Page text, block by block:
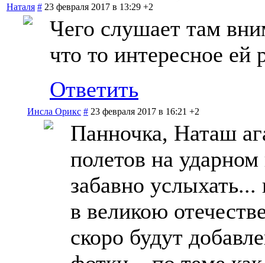
Наталя # 23 февраля 2017 в 13:29 +2
Чего слушает там
что то интересное ей
Ответить
Инсла Орикс # 23 февраля 2017 в 16:21 +2
Панночка, Наташ
полетов на
забавно
в великою
скоро будут